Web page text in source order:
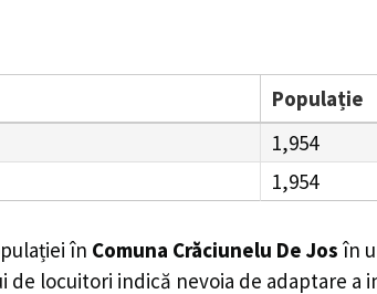
Populație
1,954
1,954
în Comuna Crăciunelu De Jos în
de locuitori indică nevoia de adaptare